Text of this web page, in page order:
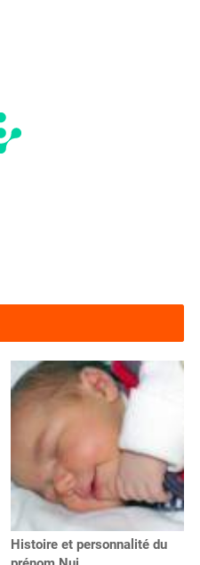
Histoire et personnalité du